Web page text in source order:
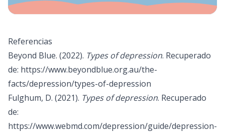
Referencias
Beyond Blue. (2022). Types of depression. Recuperado
de: https://www.beyondblue.org.au/the-
facts/depression/types-of-depression
Fulghum, D. (2021). Types of depression. Recuperado
de:
https://www.webmd.com/depression/guide/depression-